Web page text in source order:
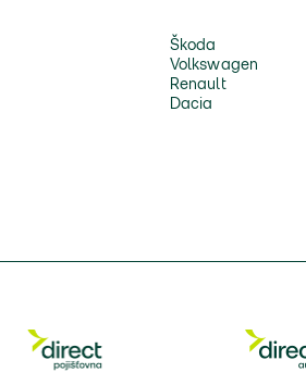
Škoda
Volkswagen
Renault
Dacia